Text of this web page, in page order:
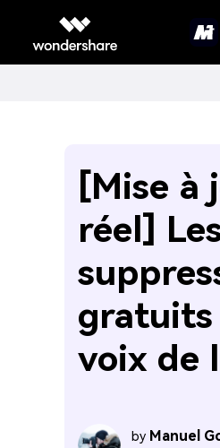
[Mise à
réel]
gratuits
voix de
by Manuel